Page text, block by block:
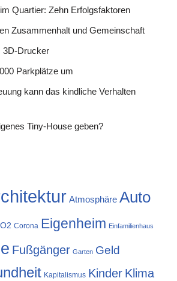
Quartier: Zehn Erfolgsfaktoren
Zusammenhalt und Gemeinschaft
3D-Drucker
Parkplätze um
kann das kindliche Verhalten
Tiny-House geben?
Atmosphäre Auto
Corona Eigenheim Einfamilienhaus
Fußgänger Garten Geld
Kapitalismus Kinder Klima